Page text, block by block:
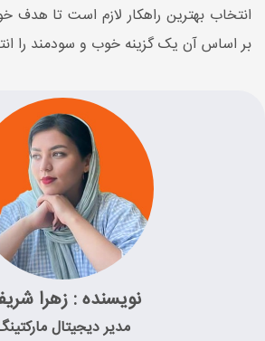
انتخاب بهترین راهکار لازم است تا
بر اساس آن یک گزینه خوب و سودمند را
نویسنده : زهرا
مدیر دیجیتال